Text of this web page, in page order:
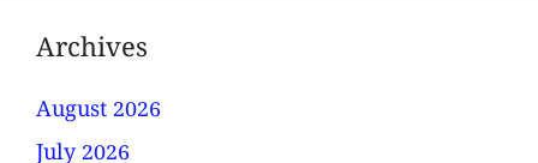
Archives
August 2026
July 2026